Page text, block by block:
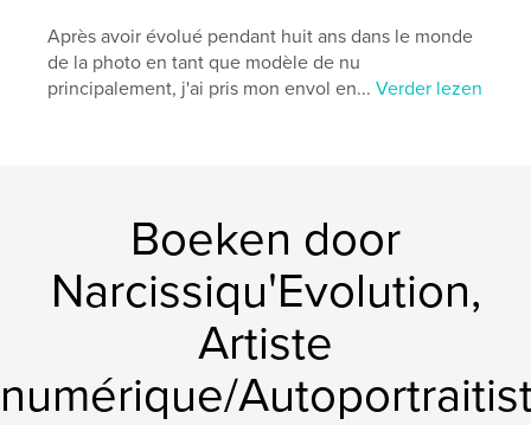
TaalFrench
Trefwoorden
Après avoir évolué pendant huit ans dans le monde
de la photo en tant que modèle de nu
principalement, j'ai pris mon envol en...Verder lezen
Boeken door
Narcissiqu'Evolution,
Artiste
numérique/